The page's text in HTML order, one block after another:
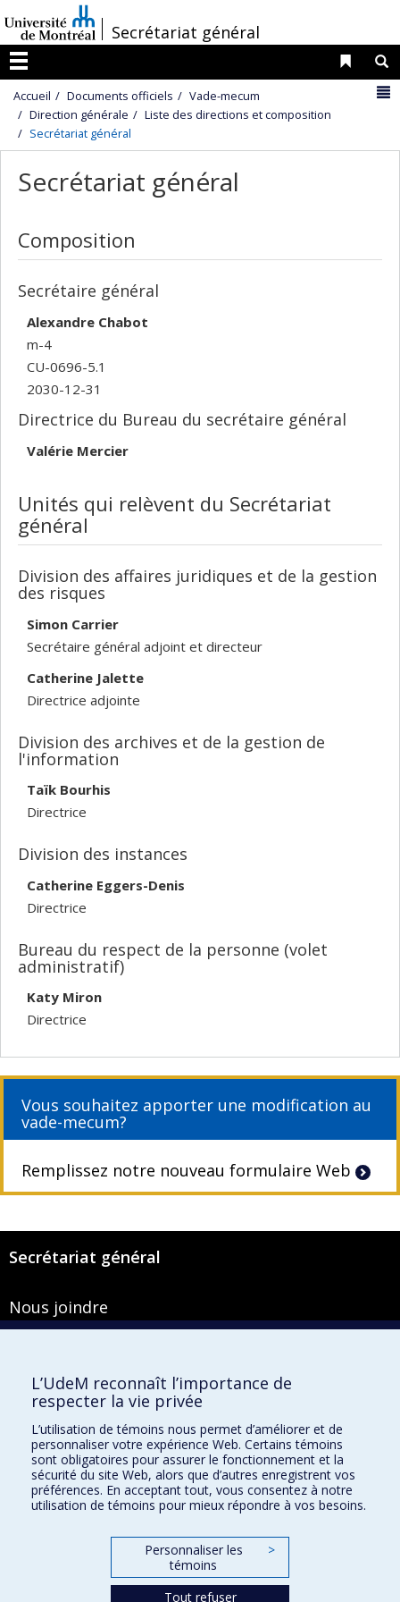
au
contenu
/
Secrétariat général
Menu
Liens
Accueil Documents officiels
Vade-mecum
Direction générale
Liste des directions et composition
Secrétariat général
Secrétariat général
Composition
Secrétaire général
Alexandre Chabot
m-4
CU-0696-5.1
2030-12-31
Directrice du Bureau du secrétaire général
Valérie Mercier
Unités qui relèvent du Secrétariat
général
Division des affaires juridiques et de la gestion
des risques
Simon Carrier
Secrétaire général adjoint et directeur
Catherine Jalette
Directrice adjointe
Division des archives et de la gestion de
l'information
Taïk Bourhis
Directrice
Division des instances
Catherine Eggers-Denis
Directrice
Bureau du respect de la personne (volet
administratif)
Katy Miron
Directrice
Vous souhaitez apporter une modification au
vade-mecum?
Remplissez notre nouveau formulaire Web
Secrétariat général
Nous joindre
Montréal (Québec) H3T 1J4
Courriel :secretariat-general@umontreal.ca
Admission
Plan du site
Accessibilité
Accès au portail sécurisé du Secrétariat général
Recherche dans le vade-mecum
L’UdeM reconnaît l’importance de
respecter la vie privée
L’utilisation de témoins nous permet d’améliorer et de
personnaliser votre expérience Web. Certains témoins
sont obligatoires pour assurer le fonctionnement et la
sécurité du site Web, alors que d’autres enregistrent vos
préférences. En acceptant tout, vous consentez à notre
utilisation de témoins pour mieux répondre à vos besoins.
Personnaliser les
témoins
>
Tout refuser